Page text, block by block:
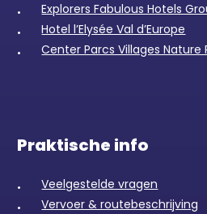
Explorers Fabulous Hotels
Hotel l’Elysée Val d’Europe
Center Parcs Villages Nature
Praktische info
Veelgestelde vragen
Vervoer & routebeschrijving